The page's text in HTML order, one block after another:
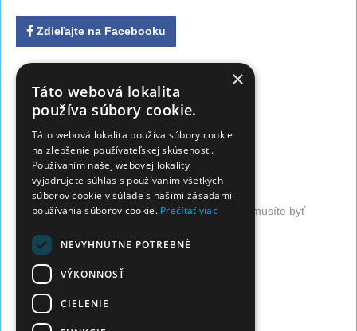
Zdieľajte na Facebooku
Kontaktné údaje:
LEVICE - ZSS Jeseň života
Družstevnícka 2744/22, Levice
Pre zobrazenie kontaktu firmy (telefón, email), musíte byť
Prihlásiť sa
Registrovať sa
Popis firmy:
Zariadenie sociálnych služieb
×
Táto webová lokalita
používa súbory cookie.
Táto webová lokalita používa súbory cookie
na zlepšenie používateľskej skúsenosti.
Používaním našej webovej lokality
vyjadrujete súhlas s používaním všetkých
súborov cookie v súlade s našimi zásadami
používania súborov cookie. Prečítať viac
NEVYHNUTNE POTREBNÉ
VÝKONNOSŤ
CIELENIE